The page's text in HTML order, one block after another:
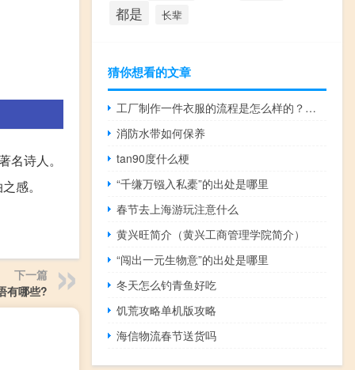
诗人。
感。
下一篇
有哪些?
都是 长辈
猜你想看的文章
工厂制作一件衣服的流程是怎么样的？如何设计爆款衣服？
消防水带如何保养
tan90度什么梗
“千缣万镪入私橐”的出处是哪里
春节去上海游玩注意什么
黄兴旺简介（黄兴工商管理学院简介）
“闯出一元生物意”的出处是哪里
冬天怎么钓青鱼好吃
饥荒攻略单机版攻略
海信物流春节送货吗